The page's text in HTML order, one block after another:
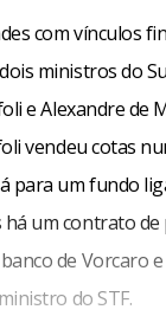
com vínculos
ministros do
e Alexandre de
vendeu cotas
para um fundo
um contrato de
de Vorcaro
do STF.